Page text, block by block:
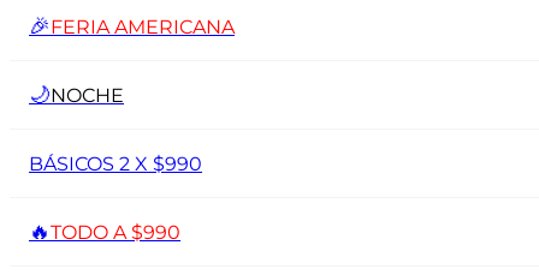
🎉FERIA AMERICANA
🌙NOCHE
BÁSICOS 2 X $990
🔥TODO A $990